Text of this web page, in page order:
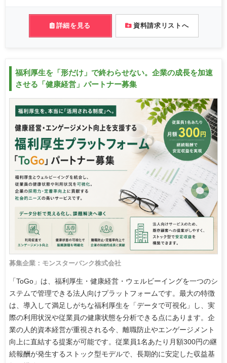
詳細を見る 資料請求リストへ
福利厚生を「形だけ」で終わらせない。企業の成長を加速
させる「健康経営」パートナー募集
募集企業：モンスターバンク株式会社
「ToGo」は、福利厚生・健康経営・ウェルビーイングを一つのシ
ステムで管理できる法人向けプラットフォームです。最大の特徴
は、導入して満足しがちな福利厚生を「データで可視化」し、実
際の利用状況や従業員の健康状態を分析できる点にあります。企
業の人的資本経営が重視される今、離職防止やエンゲージメント
向上に直結する提案が可能です。従業員1名あたり月額300円の継
続報酬が発生するストック型モデルで、長期的に安定した収益基